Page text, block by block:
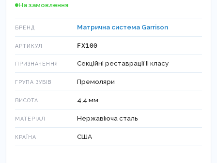
На замовлення
БРЕНД Матрична система Garrison
АРТИКУЛ FX100
ПРИЗНАЧЕННЯ Секційні реставрації ІІ класу
ГРУПА ЗУБІВ Премоляри
ВИСОТА 4,4 мм
МАТЕРІАЛ Нержавіюча сталь
КРАЇНА США